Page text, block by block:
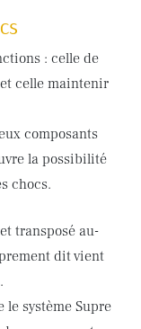
: celle de
celle maintenir
composants
la possibilité
chocs.
transposé au-
dit vient
le système Supre